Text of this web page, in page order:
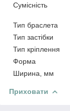
Сумісність
Тип браслета
Тип застібки
Тип кріплення
Форма
Ширина, мм
Приховати